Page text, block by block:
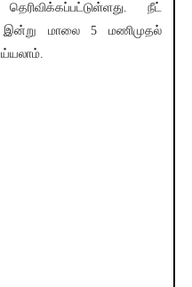
நீட்
மாலை 5 மணிமுதல்